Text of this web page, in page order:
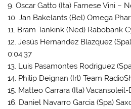
9. Oscar Gatto (Ita) Farnese Vini –
10. Jan Bakelants (Bel) Omega
11. Bram Tankink (Ned) Rabobank
12. Jesús Hernandez Blazquez
0:04:37
13. Luis Pasamontes Rodriguez
14. Philip Deignan (Irl) Team
15. Matteo Carrara (Ita)
16. Daniel Navarro Garcia (Spa)